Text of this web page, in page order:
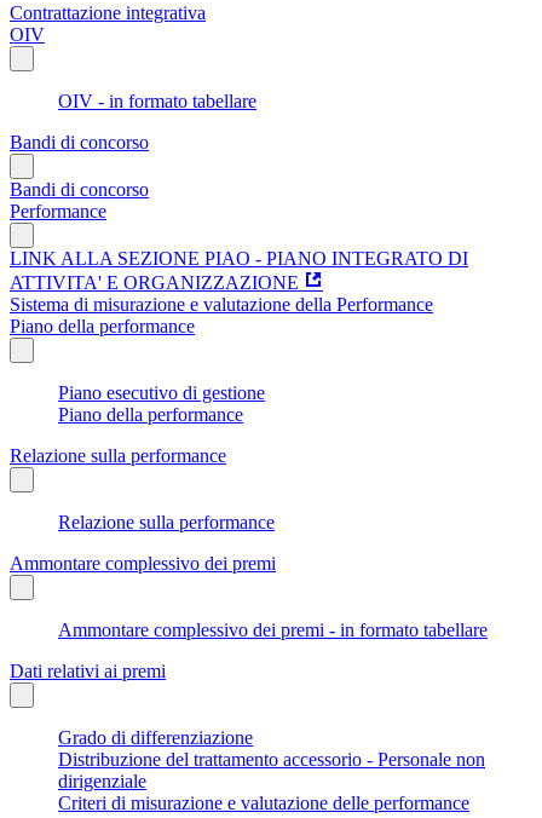
Contrattazione integrativa
OIV
OIV - in formato tabellare
Bandi di concorso
Bandi di concorso
Performance
LINK ALLA SEZIONE PIAO - PIANO INTEGRATO DI
ATTIVITA' E ORGANIZZAZIONE
Sistema di misurazione e valutazione della Performance
Piano della performance
Piano esecutivo di gestione
Piano della performance
Relazione sulla performance
Relazione sulla performance
Ammontare complessivo dei premi
Ammontare complessivo dei premi - in formato tabellare
Dati relativi ai premi
Grado di differenziazione
Distribuzione del trattamento accessorio - Personale non
dirigenziale
Criteri di misurazione e valutazione delle performance